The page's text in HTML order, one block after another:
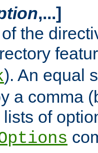
,...]
the
). An equal
a comma
of